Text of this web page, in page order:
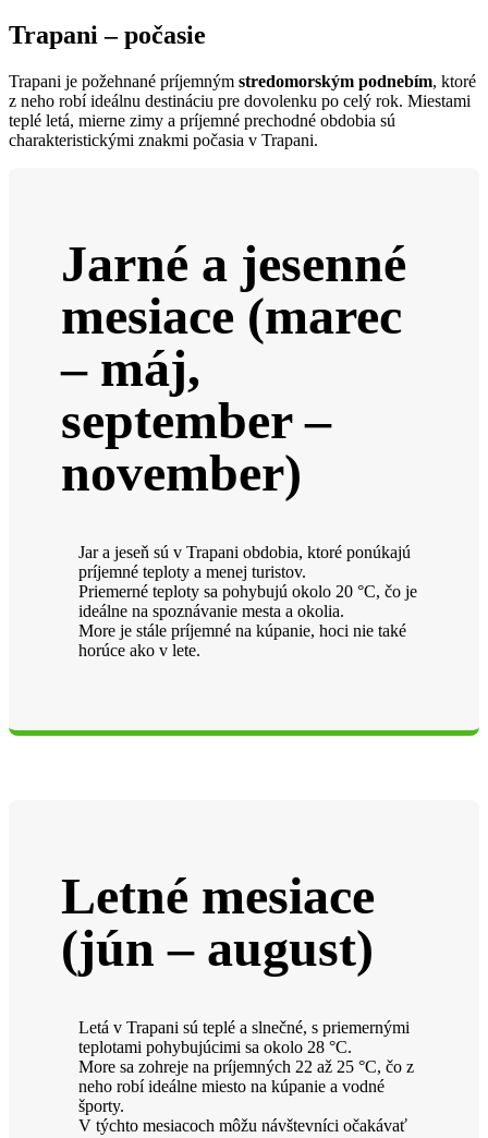
Trapani – počasie
Trapani je požehnané príjemným stredomorským podnebím, ktoré
z neho robí ideálnu destináciu pre dovolenku po celý rok. Miestami
teplé letá, mierne zimy a príjemné prechodné obdobia sú
charakteristickými znakmi počasia v Trapani.
Jarné a jesenné
mesiace (marec
– máj,
september –
november)
Jar a jeseň sú v Trapani obdobia, ktoré ponúkajú
príjemné teploty a menej turistov.
Priemerné teploty sa pohybujú okolo 20 °C, čo je
ideálne na spoznávanie mesta a okolia.
More je stále príjemné na kúpanie, hoci nie také
horúce ako v lete.
Letné mesiace
(jún – august)
Letá v Trapani sú teplé a slnečné, s priemernými
teplotami pohybujúcimi sa okolo 28 °C.
More sa zohreje na príjemných 22 až 25 °C, čo z
neho robí ideálne miesto na kúpanie a vodné
športy.
V týchto mesiacoch môžu návštevníci očakávať